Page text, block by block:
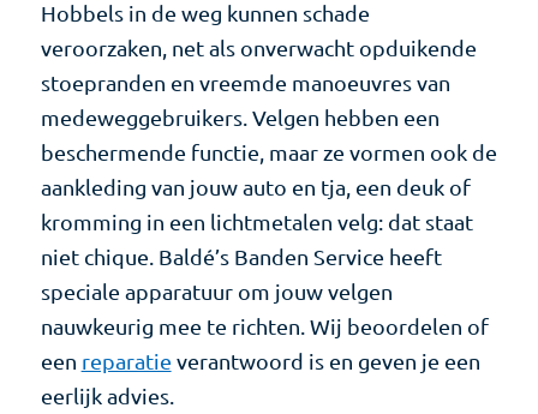
Hobbels in de weg kunnen schade
veroorzaken, net als onverwacht opduikende
stoepranden en vreemde manoeuvres van
medeweggebruikers. Velgen hebben een
beschermende functie, maar ze vormen ook de
aankleding van jouw auto en tja, een deuk of
kromming in een lichtmetalen velg: dat staat
niet chique. Baldé’s Banden Service heeft
speciale apparatuur om jouw velgen
nauwkeurig mee te richten. Wij beoordelen of
een reparatie verantwoord is en geven je een
eerlijk advies.